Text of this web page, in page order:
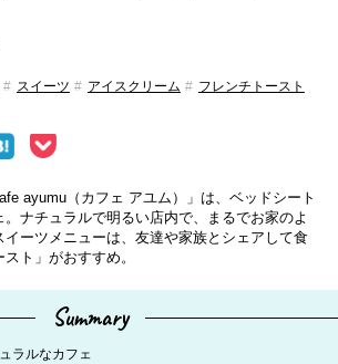
スイーツ アイスクリーム
フレンチトースト
ayumu（カフェ アユム）」は、ベッドシート
ナチュラルで明るい店内で、まるでお家のよ
イーツメニューは、友達や家族とシェアして食
ト」がおすすめ。
Summary
ラルなカフェ